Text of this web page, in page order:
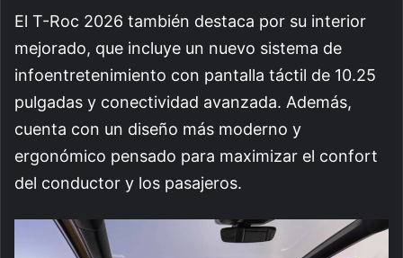
El T-Roc 2026 también destaca por su interior
mejorado, que incluye un nuevo sistema de
infoentretenimiento con pantalla táctil de 10.25
pulgadas y conectividad avanzada. Además,
cuenta con un diseño más moderno y
ergonómico pensado para maximizar el confort
del conductor y los pasajeros.